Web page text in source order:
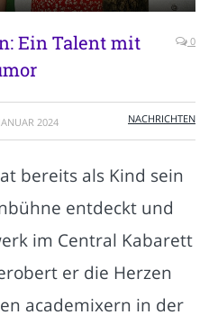
Ein Talent mit
0
2024 NACHRICHTEN
bereits als Kind sein
entdeckt und
im Central Kabarett
er die Herzen
academixern in der